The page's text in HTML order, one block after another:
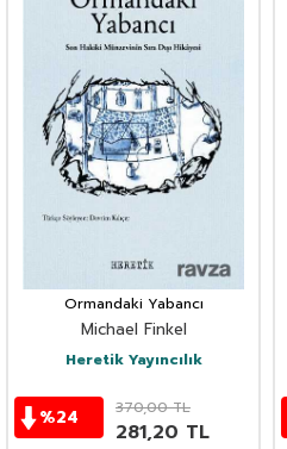
Ormandaki Yabancı
Michael Finkel
Heretik Yayıncılık
%24 370,00TL
281,20 TL